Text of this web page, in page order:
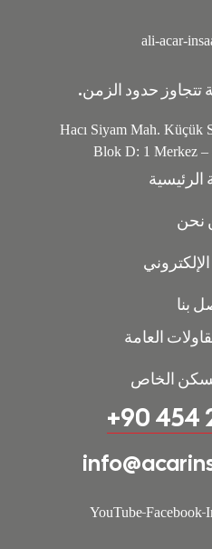
حدود الزمن.
Hacı Siyam Mah. Küçük
Blok D: 1 Merkez –
نحن
بنا
العامة
الخاص
Facebook
YouTube